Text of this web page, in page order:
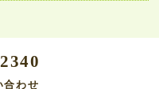
合わせ